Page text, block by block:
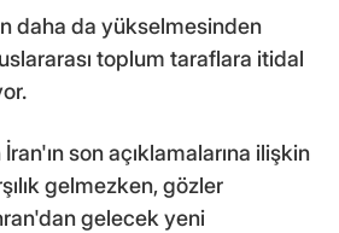
daha da yükselmesinden
toplum taraflara itidal
son açıklamalarına ilişkin
gelmezken, gözler
gelecek yeni